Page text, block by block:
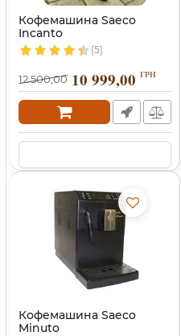
Кофемашина Saeco
Incanto
(5)
12 500,00 10 999,00 ГРН
Кофемашина Saeco
Minuto